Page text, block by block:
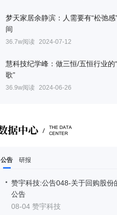
梦天家居余静滨：人需要有“松弛感
间
36.7w阅读 2024-07-12
慧科技纪学峰：做三恒/五恒行业的
歌”
36.9w阅读 2024-06-26
公告 研报
赞宇科技:公告048-关于回购股份
公告
08-04 赞宇科技